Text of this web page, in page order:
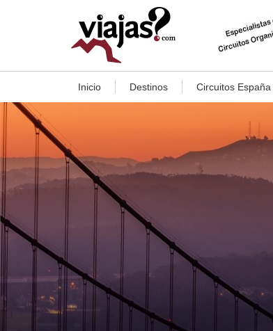
Inicio Destinos Circuitos España